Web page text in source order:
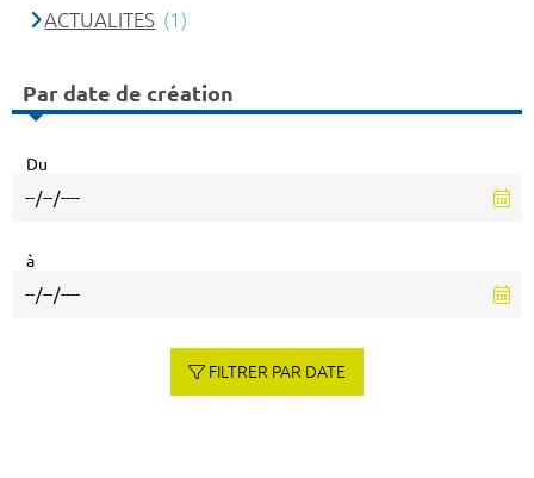
ACTUALITES (1)
Par date de création
Du
à
FILTRER PAR DATE